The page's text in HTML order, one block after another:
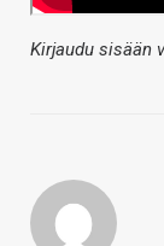
Kirjaudu sisään